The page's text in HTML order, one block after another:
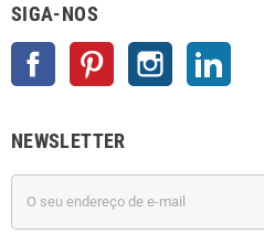
SIGA-NOS
Facebook Pinterest Instagram
NEWSLETTER